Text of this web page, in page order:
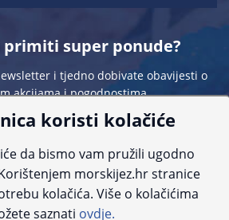
super ponude?
i tjedno dobivate obavijesti o
akcijama i pogodnostima
PDV. Pokušavamo osigurati što preciznije
ograničenja ne možemo garantirati potpunu
koristi kolačiće
da bismo vam pružili ugodno
morskijez.hr stranice
kolačića. Više o kolačićima
saznati ovdje.